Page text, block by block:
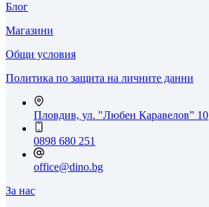
Блог
Магазини
Общи условия
Политика по защита на личните данни
Пловдив, ул. "Любен Каравелов” 10
0898 680 251
office@dino.bg
За нас